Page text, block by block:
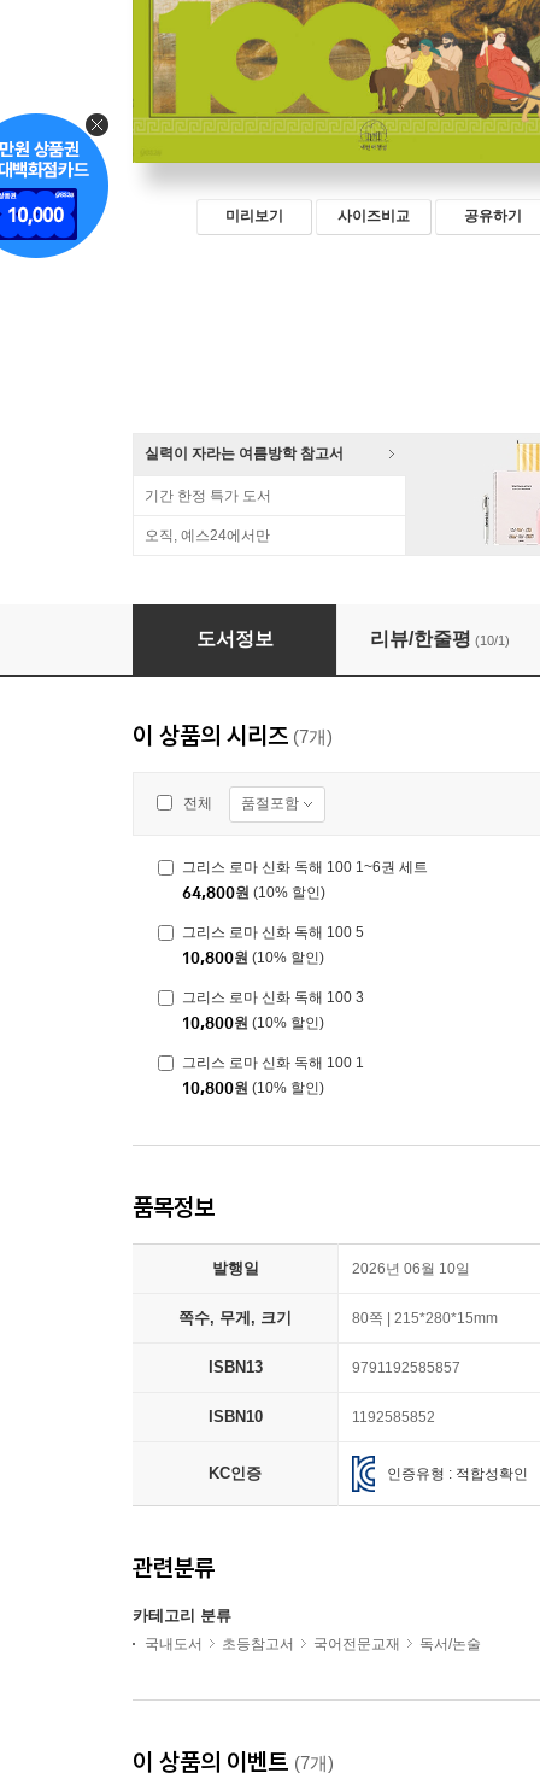
미리보기 사이즈비교 공유하기
실력이 자라는 여름방학 참고서
기간 한정 특가 도서
오직, 예스24에서만
그리스 로마 신화 독해 100 2
도서정보 리뷰/한줄평 (10/1)
이 상품의 시리즈 (7개)
전체 품절포함
그리스 로마 신화 독해 100 1~6권 세트
64,800원 (10% 할인)
그리스 로마 신화 독해 100 5
10,800원 (10% 할인)
그리스 로마 신화 독해 100 3
10,800원 (10% 할인)
그리스 로마 신화 독해 100 1
10,800원 (10% 할인)
품목정보
발행일 2026년 06월 10일
쪽수, 무게, 크기 80쪽 | 215*280*15mm
ISBN13 9791192585857
ISBN10 1192585852
KC인증 인증유형 : 적합성확인
관련분류
카테고리 분류
국내도서 초등참고서 국어전문교재 독서/논술
이 상품의 이벤트 (7개)